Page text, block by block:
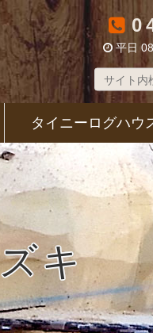
平日
タイニーログハウ
キ